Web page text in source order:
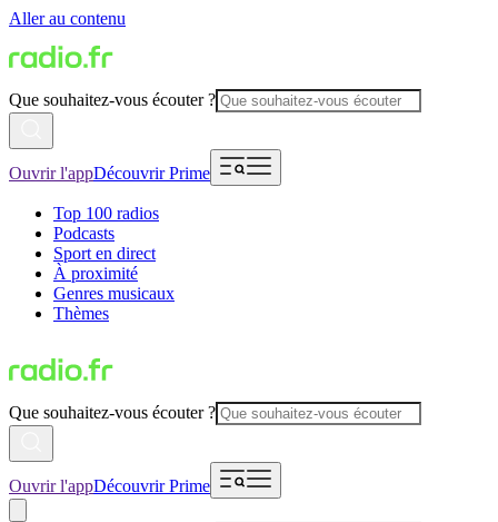
Aller au contenu
Que souhaitez-vous écouter ?
Ouvrir l'appDécouvrir Prime
Top 100 radios
Podcasts
Sport en direct
À proximité
Genres musicaux
Thèmes
Que souhaitez-vous écouter ?
Ouvrir l'appDécouvrir Prime